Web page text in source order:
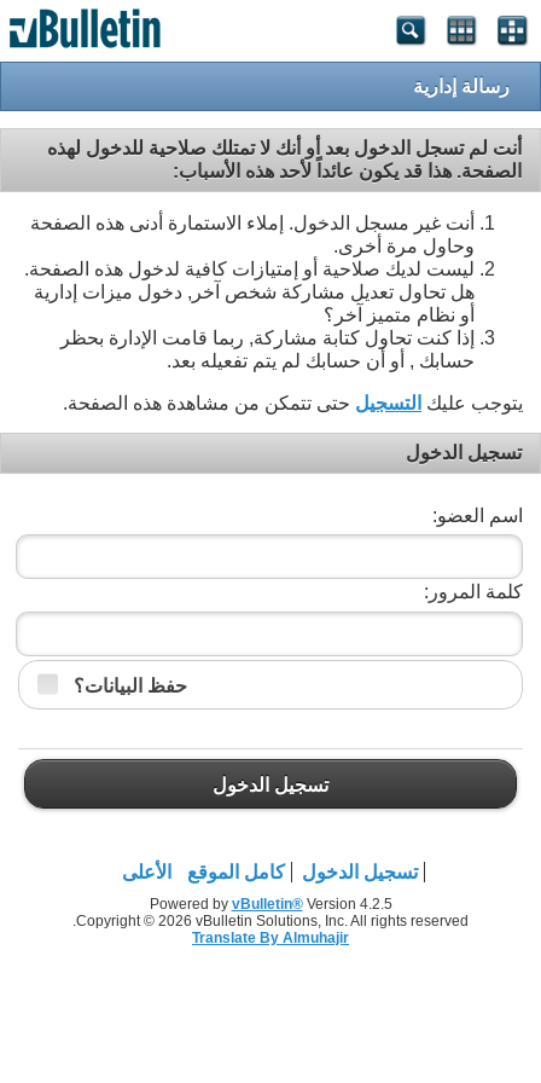
رسالة إدارية
أنت لم تسجل الدخول بعد أو أنك لا تمتلك صلاحية للدخول لهذه
الصفحة. هذا قد يكون عائداً لأحد هذه الأسباب:
أنت غير مسجل الدخول. إملاء الاستمارة أدنى هذه الصفحة
وحاول مرة أخرى.
ليست لديك صلاحية أو إمتيازات كافية لدخول هذه الصفحة.
هل تحاول تعديل مشاركة شخص آخر, دخول ميزات إدارية
أو نظام متميز آخر؟
إذا كنت تحاول كتابة مشاركة, ربما قامت الإدارة بحظر
حسابك , أو أن حسابك لم يتم تفعيله بعد.
يتوجب عليك التسجيل حتى تتمكن من مشاهدة هذه الصفحة.
تسجيل الدخول
اسم العضو:
كلمة المرور:
حفظ البيانات؟
تسجيل الدخول
تسجيل الدخول كامل الموقع الأعلى
Powered by vBulletin®Version 4.2.5
Copyright © 2026 vBulletin Solutions, Inc. All rights reserved.
Translate By Almuhajir